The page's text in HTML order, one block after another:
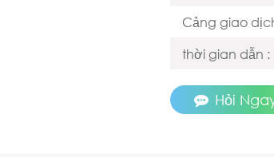
Cảng giao
thời gian dẫn :
Hỏi